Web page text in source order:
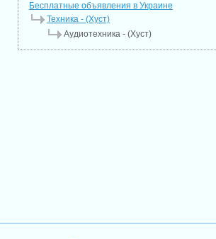
Бесплатные объявления в Украине
Техника - (Хуст)
Аудиотехника - (Хуст)